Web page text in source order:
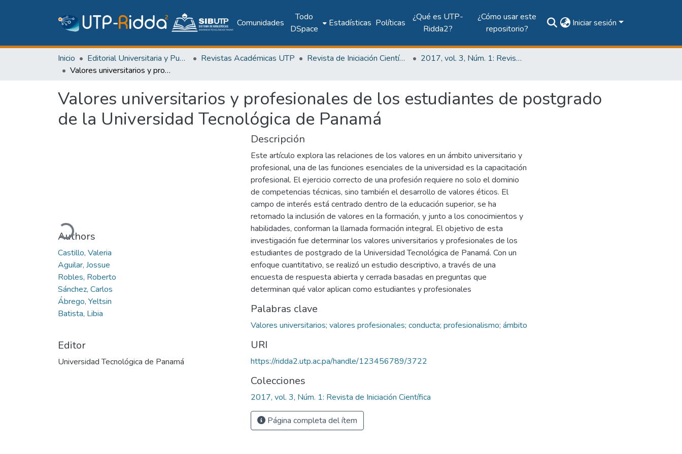
Comunidades
Todo
DSpace
Estadísticas Políticas
¿Qué es UTP-
Ridda2?
¿Cómo usar este
repositorio?
Iniciar sesión
Inicio Editorial Universitaria y Publicaciones Seriadas Revistas Académicas UTP Revista de Iniciación Científica
2017, vol. 3, Núm. 1: Revista de Iniciación Científica
Valores universitarios y profesionales de los estudiantes de postgrado de la Universidad Tecnológica de Panamá
Valores universitarios y profesionales de los estudiantes de postgrado
de la Universidad Tecnológica de Panamá
Cargando...
Authors
Castillo, Valeria
Aguilar, Jossue
Robles, Roberto
Sánchez, Carlos
Ábrego, Yeltsin
Batista, Libia
Editor
Universidad Tecnológica de Panamá
Descripción
Este artículo explora las relaciones de los valores en un ámbito universitario y
profesional, una de las funciones esenciales de la universidad es la capacitación
profesional. El ejercicio correcto de una profesión requiere no solo el dominio
de competencias técnicas, sino también el desarrollo de valores éticos. El
campo de interés está centrado dentro de la educación superior, se ha
retomado la inclusión de valores en la formación, y junto a los conocimientos y
habilidades, conforman la llamada formación integral. El objetivo de esta
investigación fue determinar los valores universitarios y profesionales de los
estudiantes de postgrado de la Universidad Tecnológica de Panamá. Con un
enfoque cuantitativo, se realizó un estudio descriptivo, a través de una
encuesta de respuesta abierta y cerrada basadas en preguntas que
determinan qué valor aplican como estudiantes y profesionales
Palabras clave
Valores universitarios; valores profesionales; conducta; profesionalismo; ámbito
URI
https://ridda2.utp.ac.pa/handle/123456789/3722
Colecciones
2017, vol. 3, Núm. 1: Revista de Iniciación Científica
Página completa del ítem